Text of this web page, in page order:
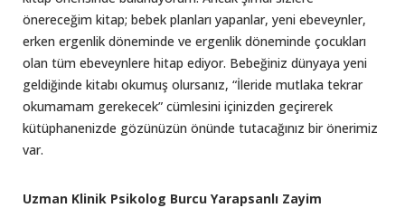
önereceğim kitap; bebek planları yapanlar, yeni ebeveynler,
erken ergenlik döneminde ve ergenlik döneminde çocukları
olan tüm ebeveynlere hitap ediyor. Bebeğiniz dünyaya yeni
geldiğinde kitabı okumuş olursanız, “İleride mutlaka tekrar
okumamam gerekecek” cümlesini içinizden geçirerek
kütüphanenizde gözünüzün önünde tutacağınız bir önerimiz
var.
Uzman Klinik Psikolog Burcu Yarapsanlı Zayim